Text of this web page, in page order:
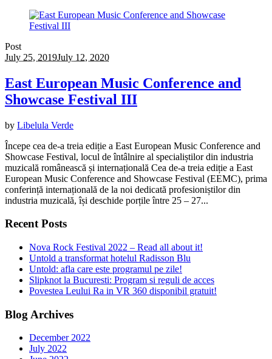
Post
July 25, 2019July 12, 2020
East European Music Conference and
Showcase Festival III
by Libelula Verde
Începe cea de-a treia ediție a East European Music Conference and
Showcase Festival, locul de întâlnire al specialiștilor din industria
muzicală românească și internațională Cea de-a treia ediție a East
European Music Conference and Showcase Festival (EEMC), prima
conferință internațională de la noi dedicată profesioniștilor din
industria muzicală, își deschide porțile între 25 – 27...
Recent Posts
Nova Rock Festival 2022 – Read all about it!
Untold a transformat hotelul Radisson Blu
Untold: afla care este programul pe zile!
Slipknot la Bucuresti: Program si reguli de acces
Povestea Leului Ra in VR 360 disponibil gratuit!
Blog Archives
December 2022
July 2022